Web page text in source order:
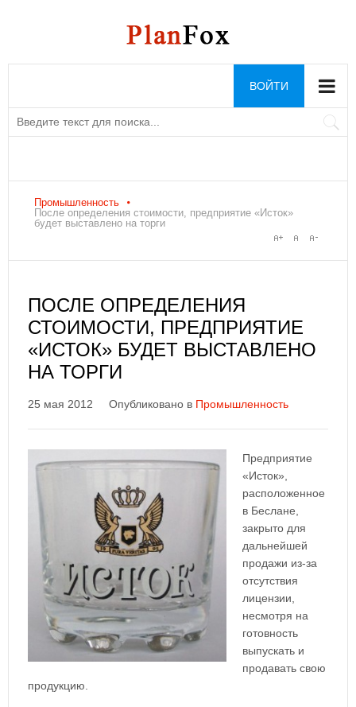
ВОЙТИ
Промышленность
После определения стоимости, предприятие «Исток»
будет выставлено на торги
ПОСЛЕ ОПРЕДЕЛЕНИЯ
СТОИМОСТИ, ПРЕДПРИЯТИЕ
«ИСТОК» БУДЕТ ВЫСТАВЛЕНО
НА ТОРГИ
25 мая 2012 Опубликовано в Промышленность
Предприятие
«Исток»,
расположенное
в Беслане,
закрыто для
дальнейшей
продажи из-за
отсутствия
лицензии,
несмотря на
готовность
выпускать и
продавать свою
продукцию.